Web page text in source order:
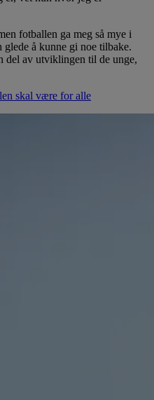
fotballen ga meg så mye i
glede å kunne gi noe tilbake.
del av utviklingen til de unge,
skal være for alle